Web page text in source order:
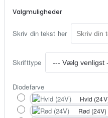
Valgmuligheder
Skriv din tekst her
Skrifttype
Diodefarve
Hvid
Rød (24V)